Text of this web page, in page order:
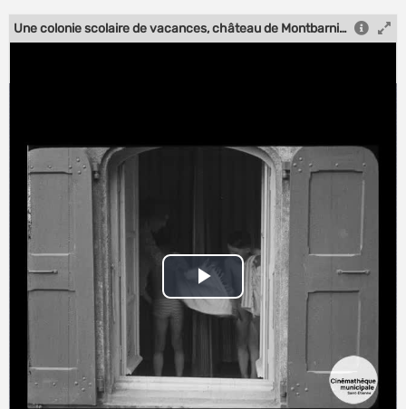
Une colonie scolaire de vacances, château de Montbarnier, près d'Yssingeaux - version sonore
Play